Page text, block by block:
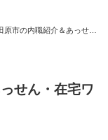
原市の内職紹介＆あっせ
せん・在宅ワ